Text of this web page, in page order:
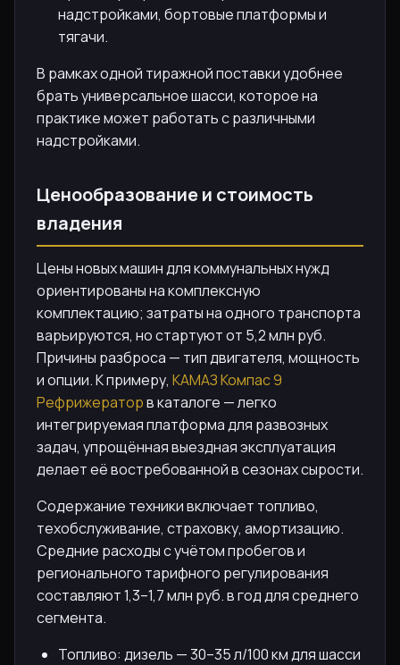
надстройками, бортовые платформы и
тягачи.
В рамках одной тиражной поставки удобнее
брать универсальное шасси, которое на
практике может работать с различными
надстройками.
Ценообразование и стоимость
владения
Цены новых машин для коммунальных нужд
ориентированы на комплексную
комплектацию; затраты на одного транспорта
варьируются, но стартуют от 5,2 млн руб.
Причины разброса — тип двигателя, мощность
и опции. К примеру, КАМАЗ Компас 9
Рефрижераторв каталоге — легко
интегрируемая платформа для развозных
задач, упрощённая выездная эксплуатация
делает её востребованной в сезонах сырости.
Содержание техники включает топливо,
техобслуживание, страховку, амортизацию.
Средние расходы с учётом пробегов и
регионального тарифного регулирования
составляют 1,3–1,7 млн руб. в год для среднего
сегмента.
Топливо: дизель — 30–35 л/100 км для шасси